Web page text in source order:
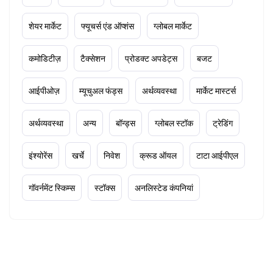
शेयर मार्केट फ्यूचर्स एंड ऑप्शंस ग्लोबल मार्केट
कमोडिटीज़ टैक्सेशन प्रोडक्ट अपडेट्स बजट
आईपीओज़ म्यूचुअल फंड्स अर्थव्यवस्था मार्केट मास्टर्स
अर्थव्यवस्था अन्य बॉन्ड्स ग्लोबल स्टॉक ट्रेडिंग
इंश्योरेंस खर्चे निवेश क्रूड ऑयल टाटा आईपीएल
गॉवर्नमेंट स्किम्स स्टॉक्स अनलिस्टेड कंपनियां